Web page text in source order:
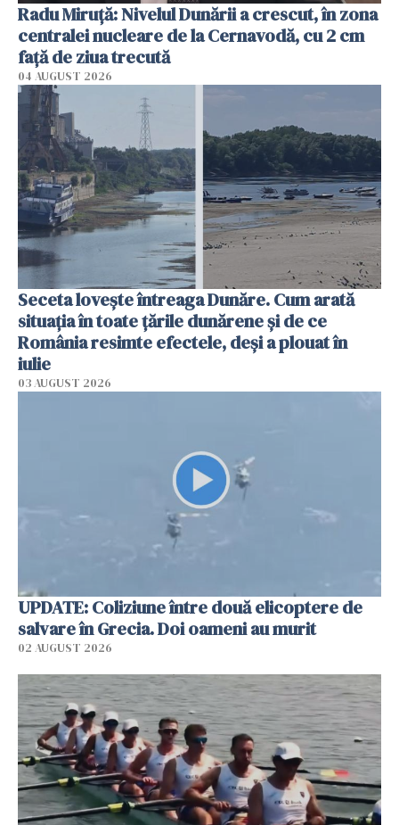
Radu Miruţă: Nivelul Dunării a crescut, în zona
centralei nucleare de la Cernavodă, cu 2 cm
faţă de ziua trecută
04 AUGUST 2026
Seceta lovește întreaga Dunăre. Cum arată
situația în toate țările dunărene și de ce
România resimte efectele, deși a plouat în
iulie
03 AUGUST 2026
UPDATE: Coliziune între două elicoptere de
salvare în Grecia. Doi oameni au murit
02 AUGUST 2026